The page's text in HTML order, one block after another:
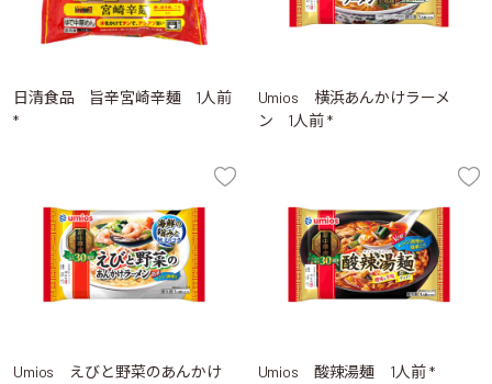
日清食品 旨辛宮崎辛麺 1人前
*
Umios 横浜あんかけラーメ
ン 1人前 *
Umios えびと野菜のあんかけ
Umios 酸辣湯麺 1人前 *